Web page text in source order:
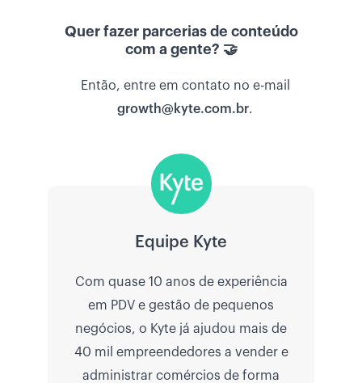
Quer fazer parcerias de conteúdo
com a gente? 🤝
Então, entre em contato no e-mail
growth@kyte.com.br.
Equipe Kyte
Com quase 10 anos de experiência
em PDV e gestão de pequenos
negócios, o Kyte já ajudou mais de
40 mil empreendedores a vender e
administrar comércios de forma